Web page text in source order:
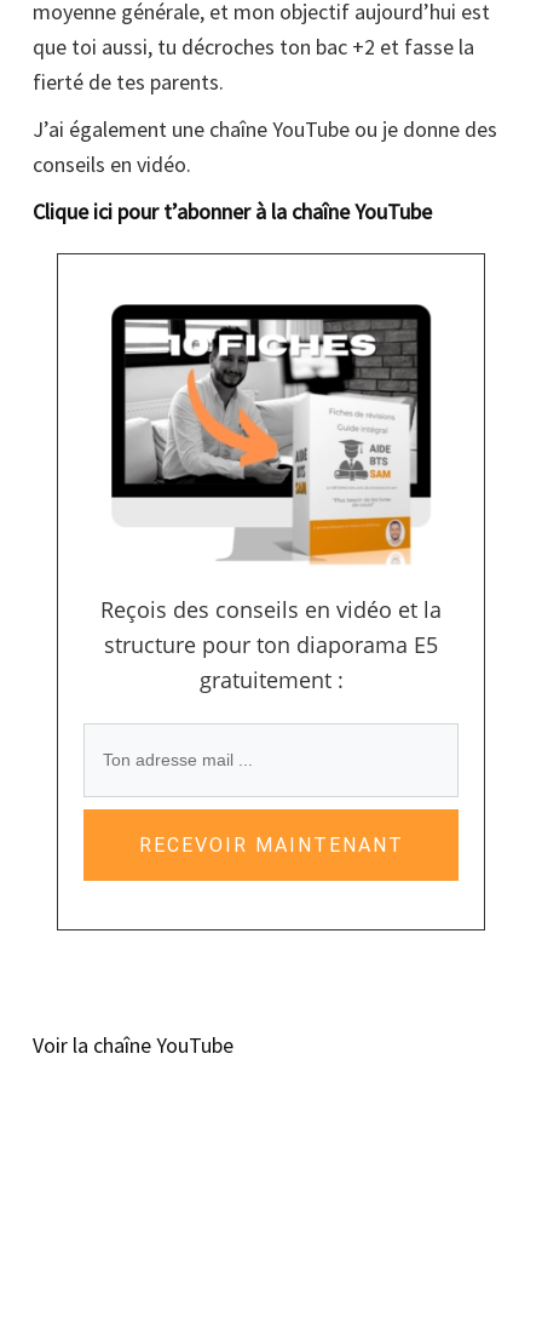
moyenne générale, et mon objectif aujourd’hui est
que toi aussi, tu décroches ton bac +2 et fasse la
fierté de tes parents.
J’ai également une chaîne YouTube ou je donne des
conseils en vidéo.
Clique ici pour t’abonner à la chaîne YouTube
Reçois des conseils en vidéo et la
structure pour ton diaporama E5
gratuitement :
RECEVOIR MAINTENANT
Voir la chaîne YouTube